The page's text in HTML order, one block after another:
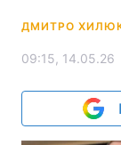
ДМИТРО
09:15, 14.05.26